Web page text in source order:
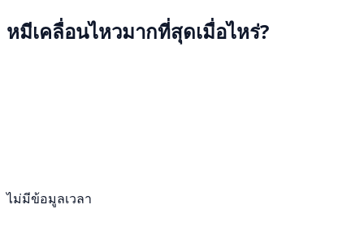
หมีเคลื่อนไหวมากที่สุดเมื่อไหร่?
ไม่มีข้อมูลเวลา